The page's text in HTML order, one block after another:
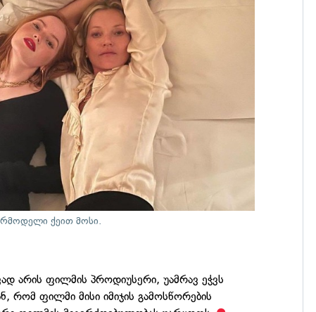
ქეით მოსი.
არის ფილმის პროდიუსერი, უამრავ ეჭვს
რომ ფილმი მისი იმიჯის გამოსწორების